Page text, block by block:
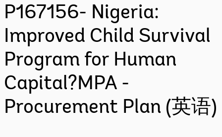
P167156- Nigeria:
Improved Child Survival
Program for Human
Capital?MPA -
Procurement Plan (英语)